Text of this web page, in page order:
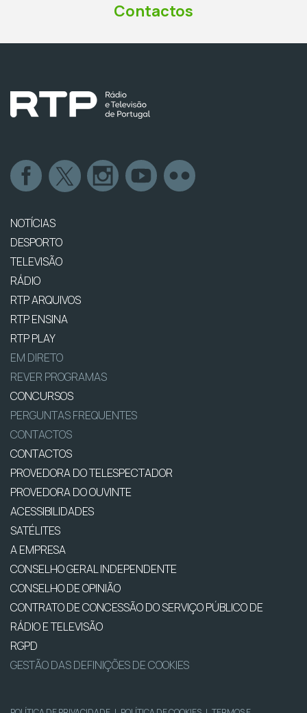
Contactos
NOTÍCIAS
DESPORTO
TELEVISÃO
RÁDIO
RTP ARQUIVOS
RTP ENSINA
RTP PLAY
EM DIRETO
REVER PROGRAMAS
CONCURSOS
PERGUNTAS FREQUENTES
CONTACTOS
CONTACTOS
PROVEDORA DO TELESPECTADOR
PROVEDORA DO OUVINTE
ACESSIBILIDADES
SATÉLITES
A EMPRESA
CONSELHO GERAL INDEPENDENTE
CONSELHO DE OPINIÃO
CONTRATO DE CONCESSÃO DO SERVIÇO PÚBLICO DE
RÁDIO E TELEVISÃO
RGPD
GESTÃO DAS DEFINIÇÕES DE COOKIES